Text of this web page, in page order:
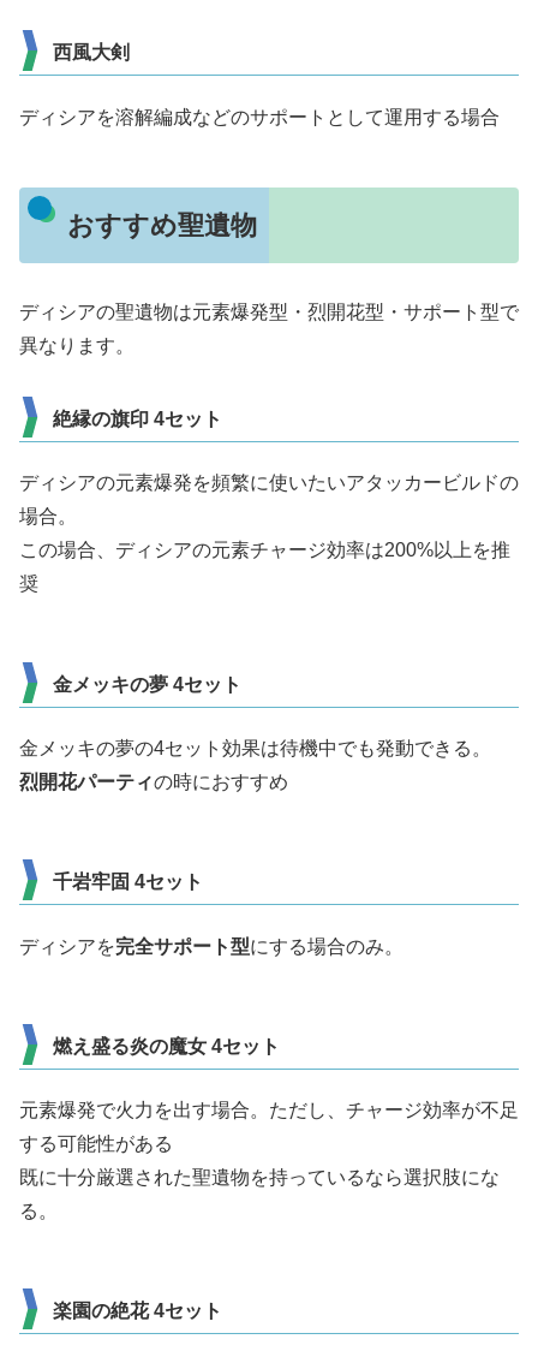
西風大剣
ディシアを溶解編成などのサポートとして運用する場合
おすすめ聖遺物
ディシアの聖遺物は元素爆発型・烈開花型・サポート型で
異なります。
絶縁の旗印 4セット
ディシアの元素爆発を頻繁に使いたいアタッカービルドの
場合。
この場合、ディシアの元素チャージ効率は200%以上を推
奨
金メッキの夢 4セット
金メッキの夢の4セット効果は待機中でも発動できる。
烈開花パーティの時におすすめ
千岩牢固 4セット
ディシアを完全サポート型にする場合のみ。
燃え盛る炎の魔女 4セット
元素爆発で火力を出す場合。ただし、チャージ効率が不足
する可能性がある
既に十分厳選された聖遺物を持っているなら選択肢にな
る。
楽園の絶花 4セット